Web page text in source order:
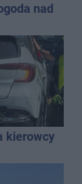
nad
kierowcy